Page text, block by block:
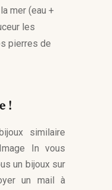
mer (eau +
les
pierres de
!
similaire
In vous
un bijoux sur
un mail à